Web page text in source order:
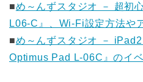
■め～んずスタジオ － 超初
L06-C』、Wi-Fi設定方法や
■め～んずスタジオ －
Optimus Pad L-06C』のイ